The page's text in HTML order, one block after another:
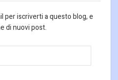
per iscriverti a questo blog, e
di nuovi post.